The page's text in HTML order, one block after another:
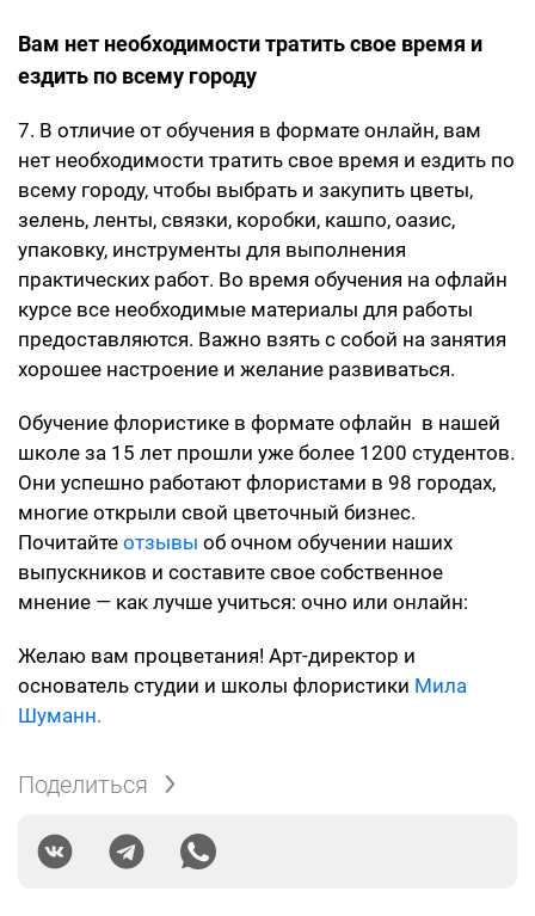
Вам нет необходимости тратить свое время и
ездить по всему городу
7. В отличие от обучения в формате онлайн, вам
нет необходимости тратить свое время и ездить по
всему городу, чтобы выбрать и закупить цветы,
зелень, ленты, связки, коробки, кашпо, оазис,
упаковку, инструменты для выполнения
практических работ. Во время обучения на офлайн
курсе все необходимые материалы для работы
предоставляются. Важно взять с собой на занятия
хорошее настроение и желание развиваться.
Обучение флористике в формате офлайн в нашей
школе за 15 лет прошли уже более 1200 студентов.
Они успешно работают флористами в 98 городах,
многие открыли свой цветочный бизнес.
Почитайте отзывы об очном обучении наших
выпускников и составите свое собственное
мнение — как лучше учиться: очно или онлайн:
Желаю вам процветания! Арт-директор и
основатель студии и школы флористики Мила
Шуманн.
Поделиться